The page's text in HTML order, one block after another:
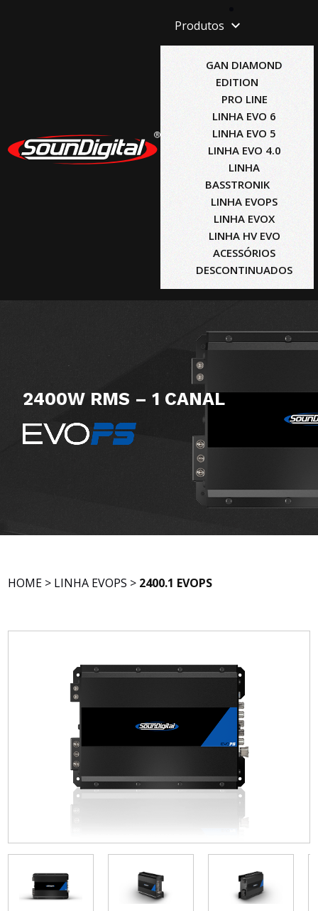
Produtos
GAN DIAMOND
EDITION
PRO LINE
LINHA EVO 6
LINHA EVO 5
LINHA EVO 4.0
LINHA
BASSTRONIK
LINHA EVOPS
LINHA EVOX
LINHA HV EVO
ACESSÓRIOS
DESCONTINUADOS
2400W RMS – 1 CANAL
HOME > LINHA EVOPS > 2400.1 EVOPS